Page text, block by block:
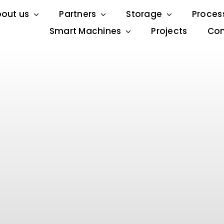
us Partners Storage
Smart Machines
Projects